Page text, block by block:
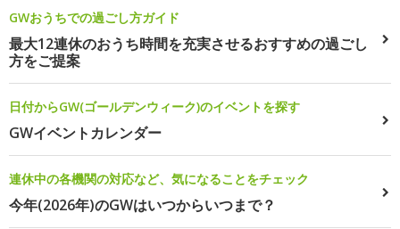
GWおうちでの過ごし方ガイド
最大12連休のおうち時間を充実させるおすすめの過ごし
方をご提案
日付からGW(ゴールデンウィーク)のイベントを探す
GWイベントカレンダー
連休中の各機関の対応など、気になることをチェック
今年(2026年)のGWはいつからいつまで？